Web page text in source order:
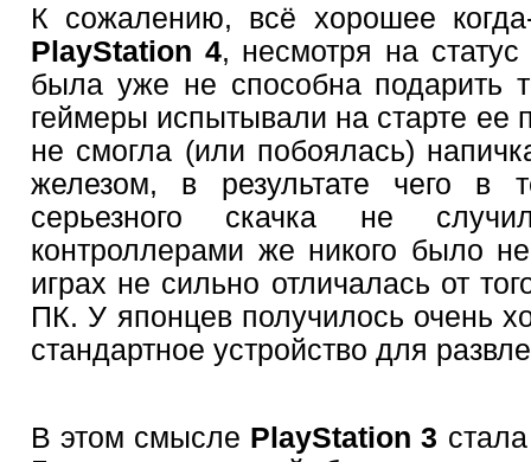
К сожалению, всё хорошее когда-
PlayStation 4, несмотря на
была уже не способна подарить
геймеры испытывали на старте
не смогла (или побоялась)
железом, в результате чего в
серьезного скачка не
контроллерами же никого было
играх не сильно отличалась от
ПК. У японцев получилось очень
стандартное устройство для
В этом смысле PlayStation 3